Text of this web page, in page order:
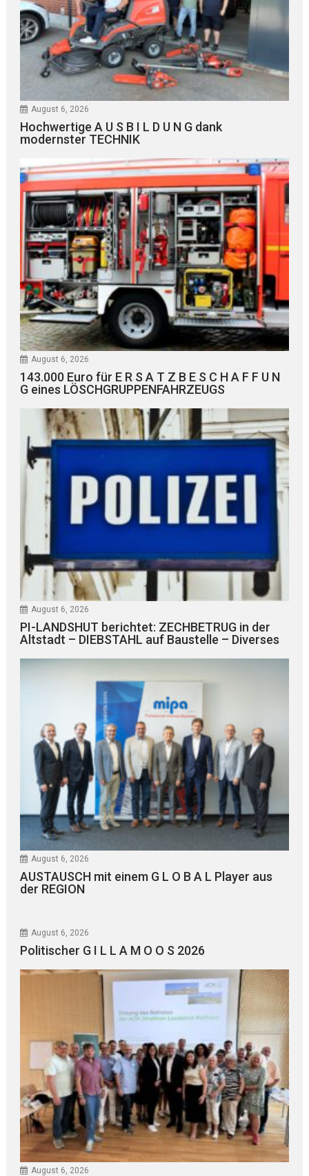
August 6, 2026
Hochwertige A U S B I L D U N G dank
modernster TECHNIK
August 6, 2026
143.000 Euro für E R S A T Z B E S C H A F F U N
G eines LÖSCHGRUPPENFAHRZEUGS
August 6, 2026
PI-LANDSHUT berichtet: ZECHBETRUG in der
Altstadt – DIEBSTAHL auf Baustelle – Diverses
August 6, 2026
AUSTAUSCH mit einem G L O B A L Player aus
der REGION
August 6, 2026
Politischer G I L L A M O O S 2026
August 6, 2026